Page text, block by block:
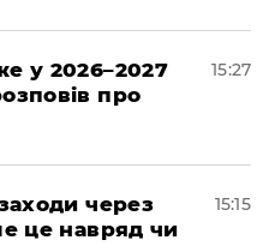
у 2026–2027
про
15:27
через
це навряд чи
15:15